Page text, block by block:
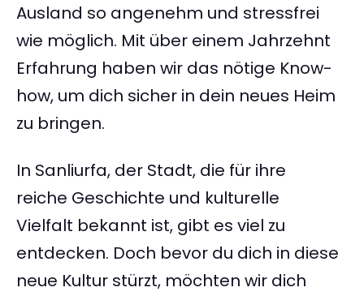
Ausland so angenehm und stressfrei
wie möglich. Mit über einem Jahrzehnt
Erfahrung haben wir das nötige Know-
how, um dich sicher in dein neues Heim
zu bringen.
In Sanliurfa, der Stadt, die für ihre
reiche Geschichte und kulturelle
Vielfalt bekannt ist, gibt es viel zu
entdecken. Doch bevor du dich in diese
neue Kultur stürzt, möchten wir dich